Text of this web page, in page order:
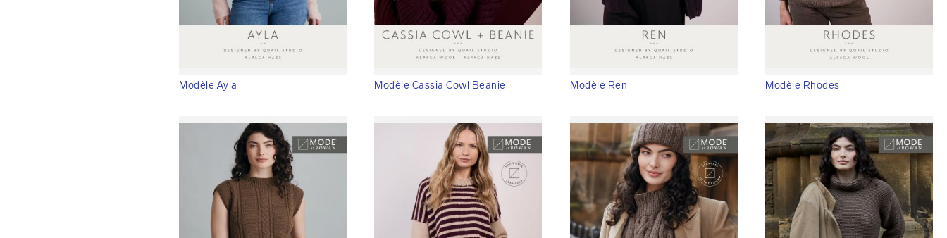
Modèle Ayla Modèle Cassia Cowl Beanie Modèle Ren Modèle Rhodes